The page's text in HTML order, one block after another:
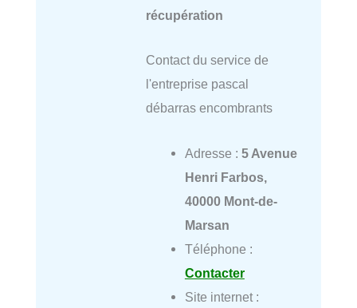
récupération
Contact du service de
l'entreprise pascal
débarras encombrants
Adresse : 5 Avenue
Henri Farbos,
40000 Mont-de-
Marsan
Téléphone :
Contacter
Site internet :